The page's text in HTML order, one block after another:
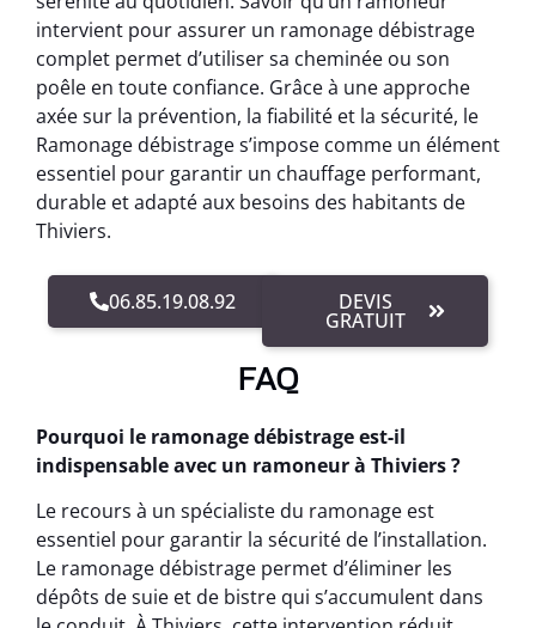
intervient pour assurer un ramonage débistrage
complet permet d’utiliser sa cheminée ou son
poêle en toute confiance. Grâce à une approche
axée sur la prévention, la fiabilité et la sécurité, le
Ramonage débistrage s’impose comme un élément
essentiel pour garantir un chauffage performant,
durable et adapté aux besoins des habitants de
Thiviers.
06.85.19.08.92 DEVIS
GRATUIT
FAQ
Pourquoi le ramonage débistrage est-il
indispensable avec un ramoneur à Thiviers ?
Le recours à un spécialiste du ramonage est
essentiel pour garantir la sécurité de l’installation.
Le ramonage débistrage permet d’éliminer les
dépôts de suie et de bistre qui s’accumulent dans